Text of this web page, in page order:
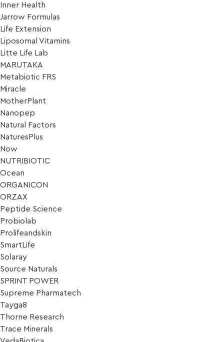
Inner Health
Jarrow Formulas
Life Extension
Liposomal Vitamins
Litte Life Lab
MARUTAKA
Metabiotic FRS
Miracle
MotherPlant
Nanopep
Natural Factors
NaturesPlus
Now
NUTRIBIOTIC
Ocean
ORGANICON
ORZAX
Peptide Science
Probiolab
Prolifeandskin
SmartLife
Solaray
Source Naturals
SPRINT POWER
Supreme Pharmatech
Tayga8
Thorne Research
Trace Minerals